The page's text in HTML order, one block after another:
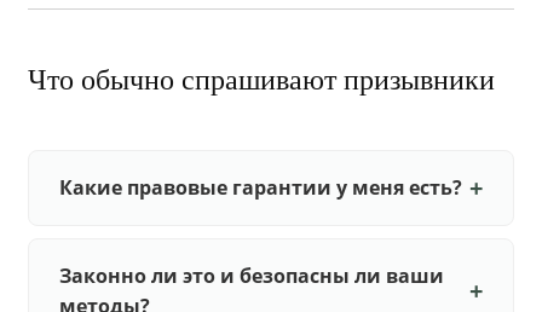
Что обычно спрашивают призывники
Какие правовые гарантии у меня есть?
Законно ли это и безопасны ли ваши
методы?